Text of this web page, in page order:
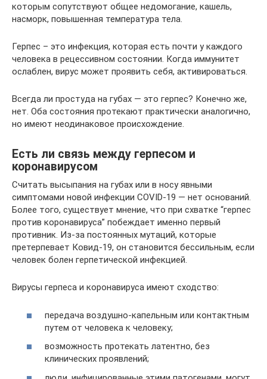
которым сопутствуют общее недомогание, кашель,
насморк, повышенная температура тела.
Герпес – это инфекция, которая есть почти у каждого
человека в рецессивном состоянии. Когда иммунитет
ослаблен, вирус может проявить себя, активироваться.
Всегда ли простуда на губах — это герпес? Конечно же,
нет. Оба состояния протекают практически аналогично,
но имеют неодинаковое происхождение.
Есть ли связь между герпесом и
коронавирусом
Считать высыпания на губах или в носу явными
симптомами новой инфекции COVID-19 — нет оснований.
Более того, существует мнение, что при схватке “герпес
против коронавируса” побеждает именно первый
противник. Из-за постоянных мутаций, которые
претерпевает Ковид-19, он становится бессильным, если
человек болен герпетической инфекцией.
Вирусы герпеса и коронавируса имеют сходство:
передача воздушно-капельным или контактным
путем от человека к человеку;
возможность протекать латентно, без
клинических проявлений;